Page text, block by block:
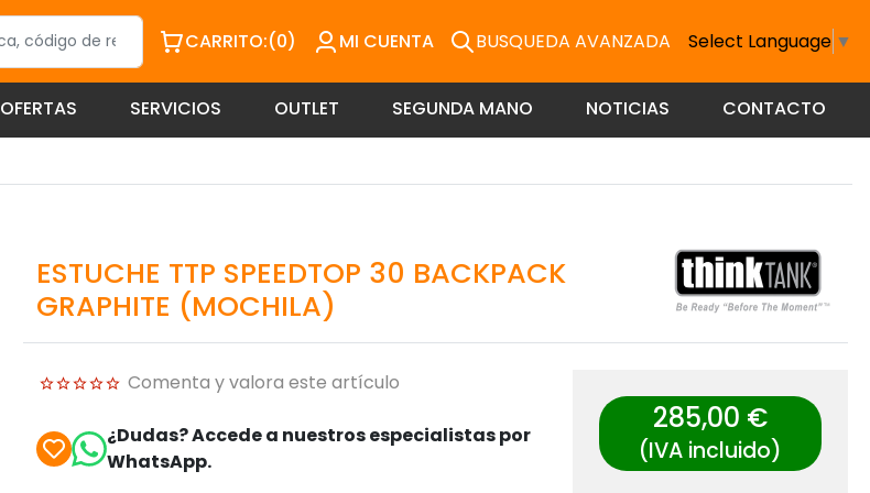
CARRITO:(0) MI CUENTA BUSQUEDA AVANZADA Select Language ▼
OFERTAS SERVICIOS OUTLET SEGUNDA MANO NOTICIAS CONTACTO
ESTUCHE TTP SPEEDTOP 30 BACKPACK
GRAPHITE (MOCHILA)
Comenta y valora este artículo
¿Dudas? Accede a nuestros especialistas por
WhatsApp.
285,00 €
(IVA incluido)